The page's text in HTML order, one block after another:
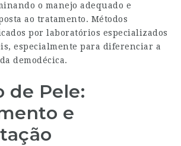
o manejo adequado e
ao tratamento. Métodos
por laboratórios especializados
especialmente para diferenciar a
demodécica.
de Pele:
e